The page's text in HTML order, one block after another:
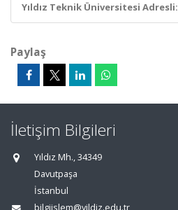
Yıldız Teknik Üniversitesi Adresli:
Paylaş
İletişim Bilgileri
Yıldız Mh., 34349
Davutpaşa
İstanbul
bilgiislem@yildiz.edu.tr